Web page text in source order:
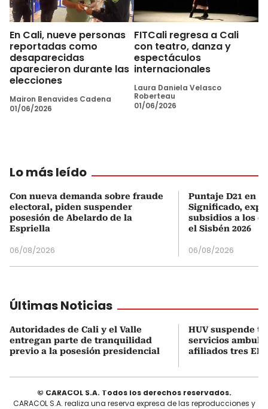
En Cali, nueve personas
reportadas como
desaparecidas
aparecieron durante las
elecciones
Mairon Benavides Cadena
01/06/2026
FITCali regresa a Cali
con teatro, danza y
espectáculos
internacionales
Laura Daniela Velasco
Roberteau
01/06/2026
Lo más leído
Con nueva demanda sobre fraude
electoral, piden suspender
posesión de Abelardo de la
Espriella
06/08/2026
Puntaje D21 en
Significado,
subsidios a los
el Sisbén 2026
06/08/2026
Últimas Noticias
Autoridades de Cali y el Valle
entregan parte de tranquilidad
previo a la posesión presidencial
HUV suspende
servicios
afiliados tres EPS
© CARACOL S.A. Todos los derechos reservados.
CARACOL S.A. realiza una reserva expresa de las reproducciones y